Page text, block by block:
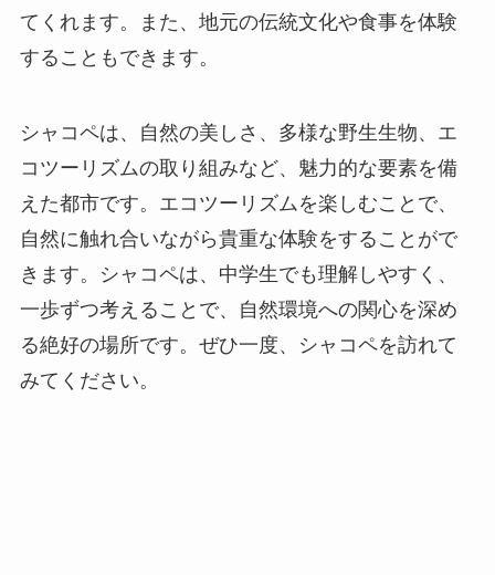
てくれます。また、地元の伝統文化や食事を体験
することもできます。
シャコペは、自然の美しさ、多様な野生生物、エ
コツーリズムの取り組みなど、魅力的な要素を備
えた都市です。エコツーリズムを楽しむことで、
自然に触れ合いながら貴重な体験をすることがで
きます。シャコペは、中学生でも理解しやすく、
一歩ずつ考えることで、自然環境への関心を深め
る絶好の場所です。ぜひ一度、シャコペを訪れて
みてください。